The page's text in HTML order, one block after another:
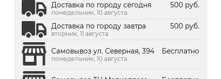
Доставка по городу сегодня
500 руб.
понедельник, 10 августа
Доставка по городу завтра 500 руб.
вторник, 11 августа
Самовывоз ул. Северная, 394 Бесплатно
понедельник, 10 августа